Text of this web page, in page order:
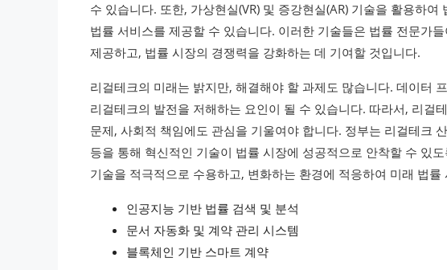
수 있습니다. 또한, 가상현실(VR) 및 증강현실(AR) 기술을 활용하
법률 서비스를 제공할 수 있습니다. 이러한 기술들은 법률 전문가
제공하고, 법률 시장의 경쟁력을 강화하는 데 기여할 것입니다.
리걸테크의 미래는 밝지만, 해결해야 할 과제도 많습니다. 데이터
리걸테크의 발전을 저해하는 요인이 될 수 있습니다. 따라서, 리걸
문제, 사회적 책임에도 관심을 기울여야 합니다. 정부는 리걸테크
등을 통해 혁신적인 기술이 법률 시장에 성공적으로 안착할 수 있
기술을 적극적으로 수용하고, 변화하는 환경에 적응하여 미래 법률
인공지능 기반 법률 검색 및 분석
문서 자동화 및 계약 관리 시스템
블록체인 기반 스마트 계약